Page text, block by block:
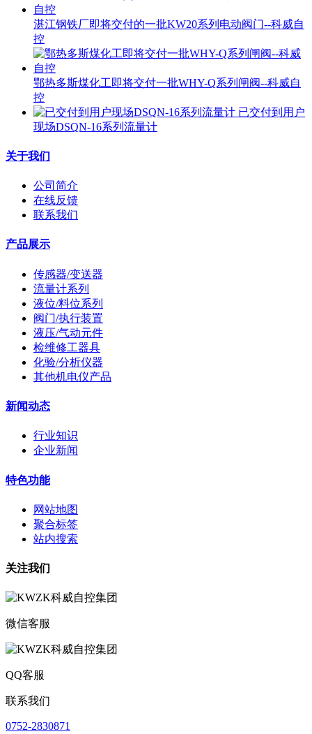
湛江钢铁厂即将交付的一批KW20系列电动阀门--科威自
控
鄂热多斯煤化工即将交付一批WHY-Q系列闸阀--科威自
控
已交付到用户
现场DSQN-16系列流量计
关于我们
公司简介
在线反馈
联系我们
产品展示
传感器/变送器
流量计系列
液位/料位系列
阀门/执行装置
液压/气动元件
检维修工器具
化验/分析仪器
其他机电仪产品
新闻动态
行业知识
企业新闻
特色功能
网站地图
聚合标签
站内搜索
关注我们
微信客服
QQ客服
联系我们
0752-2830871